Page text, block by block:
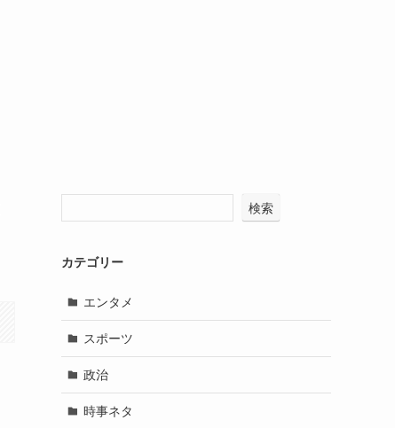
検索
カテゴリー
エンタメ
スポーツ
政治
時事ネタ